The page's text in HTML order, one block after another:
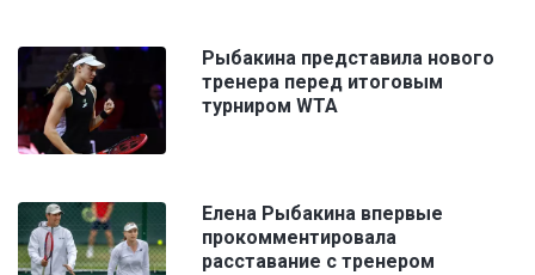
Рыбакина представила нового
тренера перед итоговым
турниром WTA
Елена Рыбакина впервые
прокомментировала
расставание с тренером